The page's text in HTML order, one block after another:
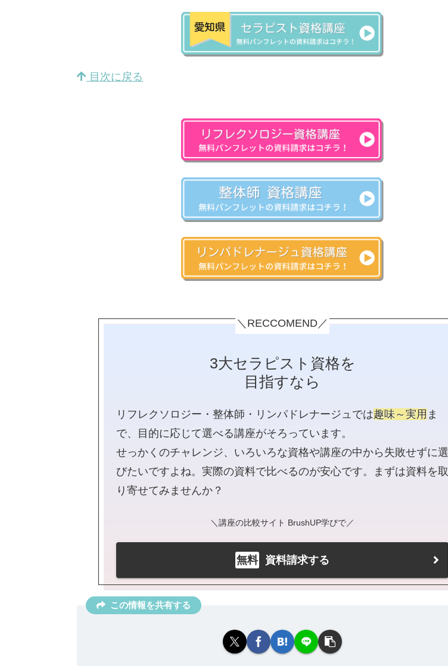
目次に戻る
＼RECCOMEND／
3大セラピスト資格を
目指すなら
リフレクソロジー・整体師・リンパドレナージュでは趣味～実用 ま
で、目的に応じて選べる講座がそろっています。
せっかくのチャレンジ、いろいろな資格や講座の中から失敗せずに選
びたいですよね。実際の資料で比べるのが安心です。まずは資料を取
り寄せてみませんか？
＼講座の比較サイト BrushUP学びで／
無料 資料請求する
この情報を共有する